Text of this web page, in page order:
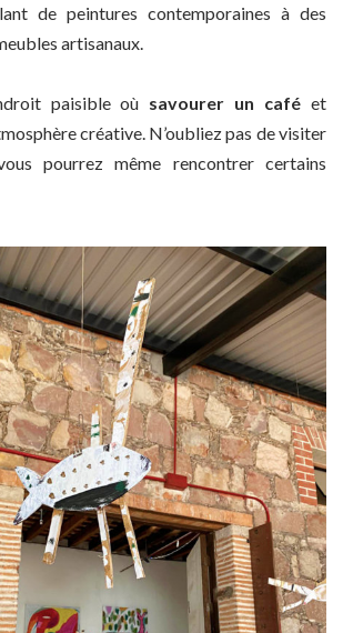
de peintures contemporaines à des
artisanaux.
paisible où savourer un café et
créative. N’oubliez pas de visiter
pourrez même rencontrer certains